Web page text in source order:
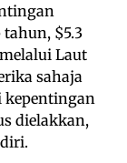
$5.3
Laut
sahaja
kepentingan
dielakkan,